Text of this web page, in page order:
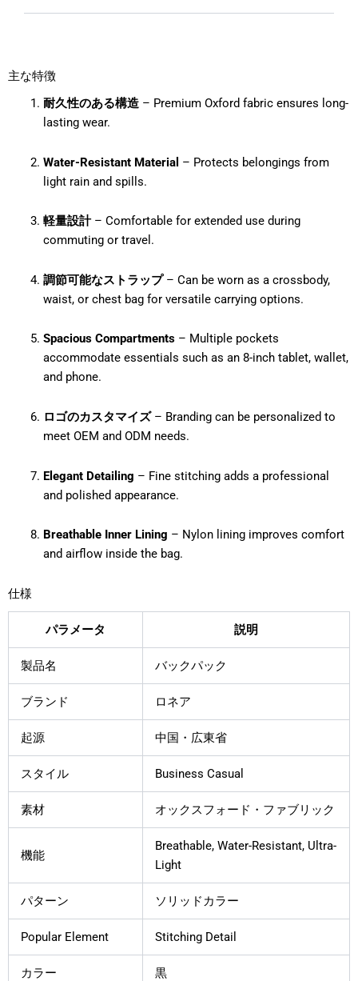
主な特徴
耐久性のある構造– Premium Oxford fabric ensures long-
lasting wear.
Water-Resistant Material – Protects belongings from
light rain and spills.
軽量設計– Comfortable for extended use during
commuting or travel.
調節可能なストラップ– Can be worn as a crossbody,
waist, or chest bag for versatile carrying options.
Spacious Compartments– Multiple pockets
accommodate essentials such as an 8-inch tablet, wallet,
and phone.
ロゴのカスタマイズ– Branding can be personalized to
meet OEM and ODM needs.
Elegant Detailing – Fine stitching adds a professional
and polished appearance.
Breathable Inner Lining – Nylon lining improves comfort
and airflow inside the bag.
仕様
パラメータ 説明
製品名 バックパック
ブランド ロネア
起源 中国・広東省
スタイル Business Casual
素材 オックスフォード・ファブリック
機能
Breathable, Water-Resistant, Ultra-
Light
パターン ソリッドカラー
Popular Element Stitching Detail
カラー 黒